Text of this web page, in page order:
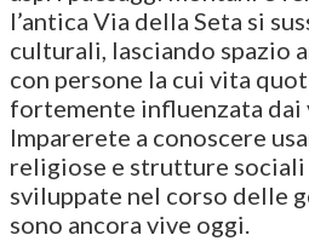
l’antica Via della Seta si
culturali, lasciando spazio
con persone la cui vita
fortemente influenzata
Imparerete a conoscere
religiose e strutture sociali
sviluppate nel corso delle
sono ancora vive oggi.